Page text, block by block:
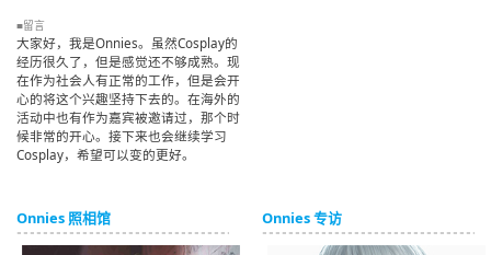
■留言
大家好，我是Onnies。虽然Cosplay的
经历很久了，但是感觉还不够成熟。现
在作为社会人有正常的工作，但是会开
心的将这个兴趣坚持下去的。在海外的
活动中也有作为嘉宾被邀请过，那个时
候非常的开心。接下来也会继续学习
Cosplay，希望可以变的更好。
Onnies 照相馆 Onnies 专访